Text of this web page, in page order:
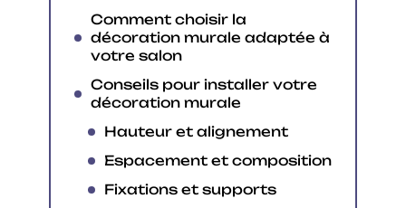
Comment choisir la
décoration murale adaptée à
votre salon
Conseils pour installer votre
décoration murale
Hauteur et alignement
Espacement et composition
Fixations et supports